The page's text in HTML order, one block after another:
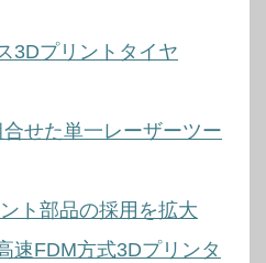
3Dプリントタイヤ
せた単一レーザーツー
ト部品の採用を拡大
速FDM方式3Dプリンタ